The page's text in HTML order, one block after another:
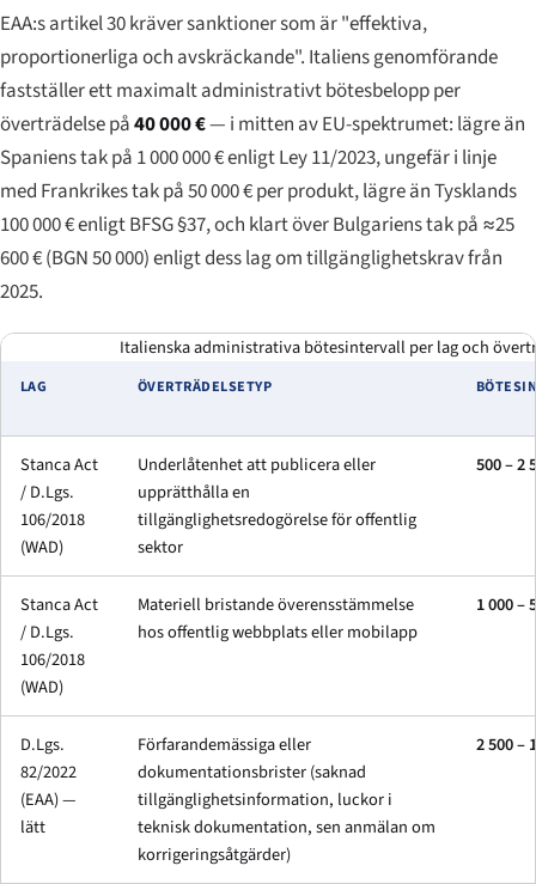
EAA:s artikel 30 kräver sanktioner som är "effektiva,
proportionerliga och avskräckande". Italiens genomförande
fastställer ett maximalt administrativt bötesbelopp per
överträdelse på40 000 €— i mitten av EU-spektrumet: lägre än
Spaniens tak på 1 000 000 € enligt Ley 11/2023, ungefär i linje
med Frankrikes tak på 50 000 € per produkt, lägre än Tysklands
100 000 € enligt BFSG §37, och klart över Bulgariens tak på ≈25
600 € (BGN 50 000) enligt dess lag om tillgänglighetskrav från
2025.
Italienska administrativa bötesintervall per lag och
LAG ÖVERTRÄDELSETYP
Stanca Act
/ D.Lgs.
106/2018
(WAD)
Underlåtenhet att publicera eller
upprätthålla en
tillgänglighetsredogörelse för offentlig
sektor
500 – 2
Stanca Act
/ D.Lgs.
106/2018
(WAD)
Materiell bristande överensstämmelse
hos offentlig webbplats eller mobilapp
1 000 –
D.Lgs.
82/2022
(EAA) —
lätt
Förfarandemässiga eller
dokumentationsbrister (saknad
tillgänglighetsinformation, luckor i
teknisk dokumentation, sen anmälan om
korrigeringsåtgärder)
2 500 –